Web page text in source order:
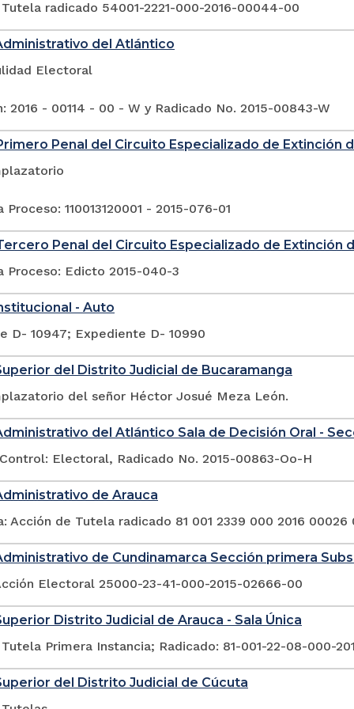
radicado 54001-2221-000-2016-00044-00
del Atlántico
Electoral
2016 - 00114 - 00 - W y Radicado No. 2015-00843-W
Penal del Circuito Especializado de Extinción
110013120001 - 2015-076-01
Penal del Circuito Especializado de Extinción
Proceso: Edicto 2015-040-3
- Auto
D- 10947; Expediente D- 10990
del Distrito Judicial de Bucaramanga
del señor Héctor Josué Meza León.
del Atlántico Sala de Decisión Oral -
Electoral, Radicado No. 2015-00863-Oo-H
de Arauca
Acción de Tutela radicado 81 001 2339 000 2016 00026
de Cundinamarca Sección primera
Electoral 25000-23-41-000-2015-02666-00
Distrito Judicial de Arauca - Sala Única
Primera Instancia; Radicado: 81-001-22-08-000-
del Distrito Judicial de Cúcuta